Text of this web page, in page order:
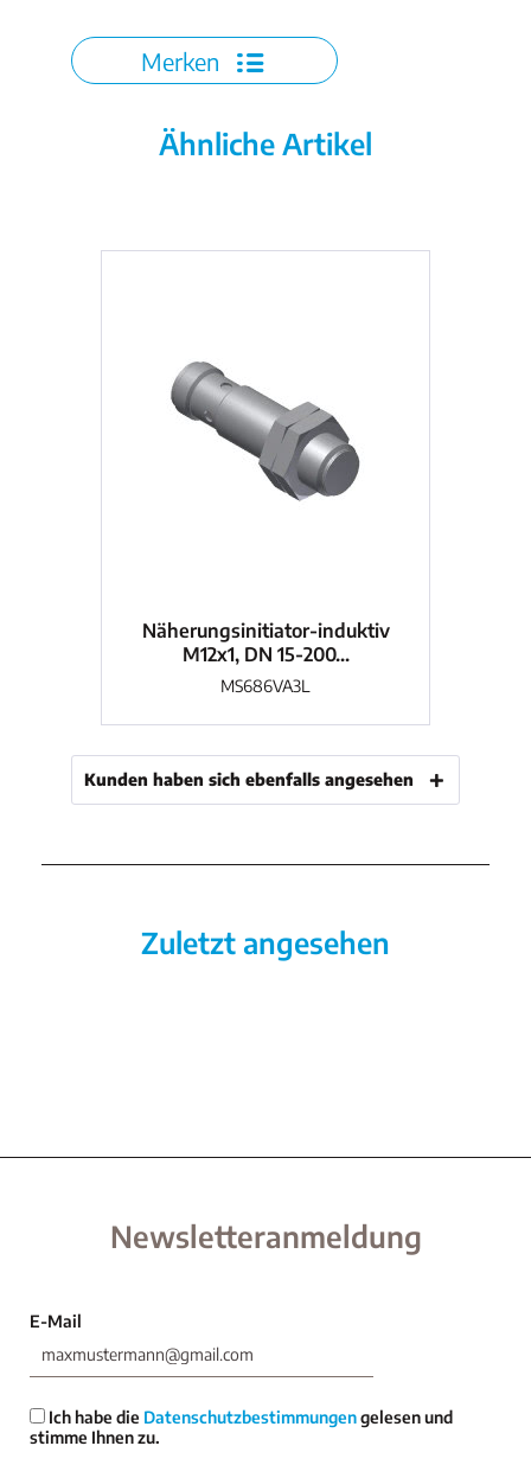
Merken
Ähnliche Artikel
Näherungsinitiator-induktiv
M12x1, DN 15-200...
MS686VA3L
Kunden haben sich ebenfalls angesehen
Zuletzt angesehen
Newsletteranmeldung
E-Mail
Ich habe die Datenschutzbestimmungengelesen und
stimme Ihnen zu.